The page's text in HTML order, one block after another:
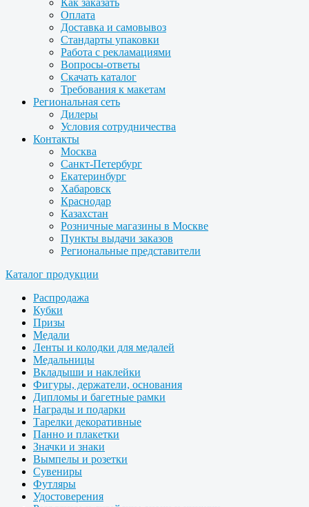
Как заказать
Оплата
Доставка и самовывоз
Стандарты упаковки
Работа с рекламациями
Вопросы-ответы
Скачать каталог
Требования к макетам
Региональная сеть
Дилеры
Условия сотрудничества
Контакты
Москва
Санкт-Петербург
Екатеринбург
Хабаровск
Краснодар
Казахстан
Розничные магазины в Москве
Пункты выдачи заказов
Региональные представители
Каталог продукции
Распродажа
Кубки
Призы
Медали
Ленты и колодки для медалей
Медальницы
Вкладыши и наклейки
Фигуры, держатели, основания
Дипломы и багетные рамки
Награды и подарки
Тарелки декоративные
Панно и плакетки
Значки и знаки
Вымпелы и розетки
Сувениры
Футляры
Удостоверения